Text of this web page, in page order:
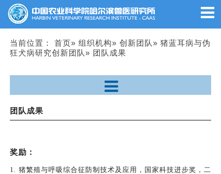
当前位置： 首页» 组织机构» 创新团队» 猪蓝耳病与伪
狂犬病研究创新团队» 团队成果
团队成果
奖励：
1. 猪繁殖与呼吸综合征防制技术及应用，国家科技进步奖，二